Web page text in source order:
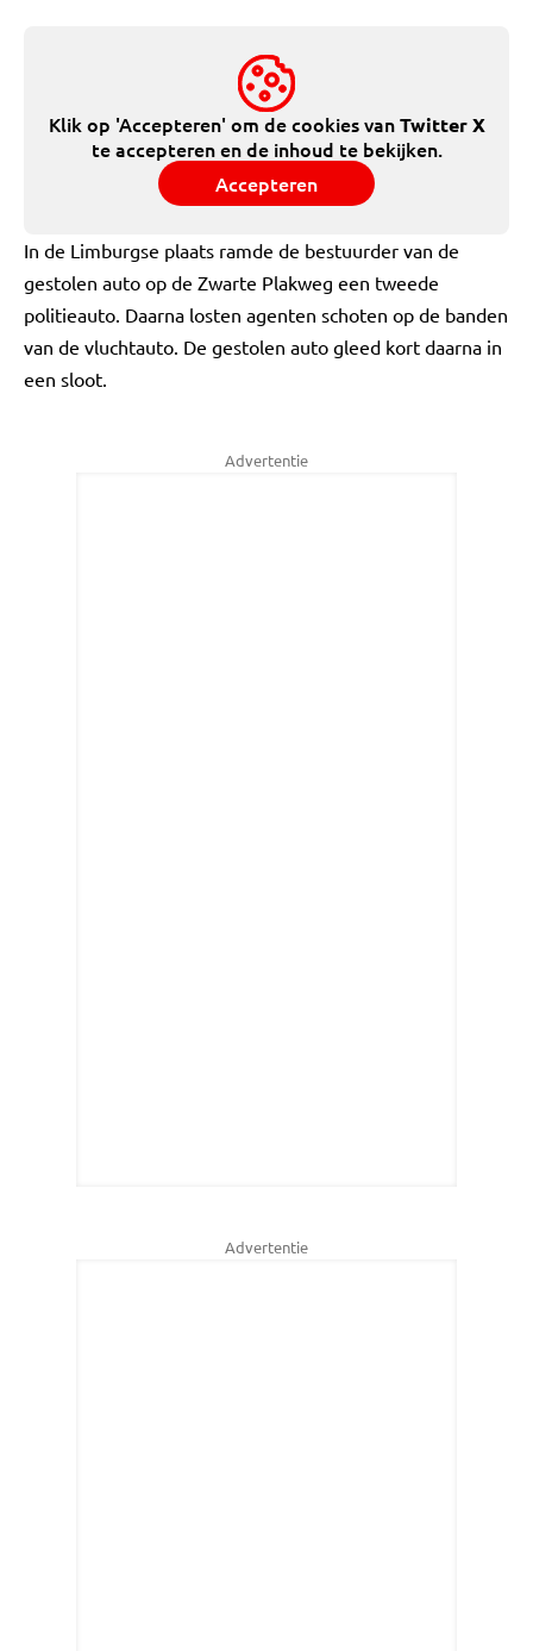
Klik op 'Accepteren' om de cookies vanTwitter X
te accepteren en de inhoud te bekijken.
Accepteren
In de Limburgse plaats ramde de bestuurder van de
gestolen auto op de Zwarte Plakweg een tweede
politieauto. Daarna losten agenten schoten op de banden
van de vluchtauto. De gestolen auto gleed kort daarna in
een sloot.
Advertentie
Advertentie